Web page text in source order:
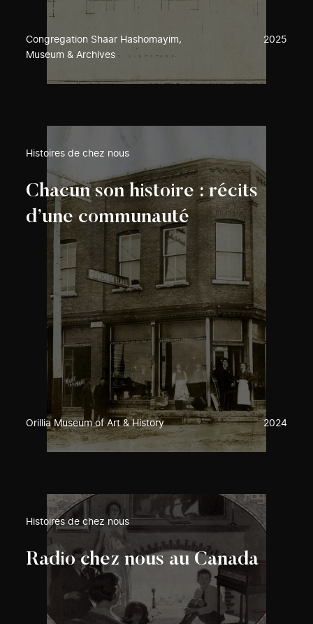
Congregation Shaar Hashomayim,
Museum & Archives
2025
Histoires de chez nous
Chacun son histoire : récits
d’une communauté
Orillia Museum of Art & History 2024
Histoires de chez nous
Radio chez nous au Canada